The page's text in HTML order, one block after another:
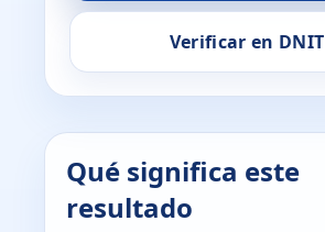
Verificar en DNIT
Qué significa este
resultado